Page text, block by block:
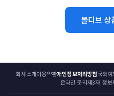
몰디브 상
회사소개이용약관개인정보처리방침국외
온라인 문의제3자 정보